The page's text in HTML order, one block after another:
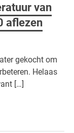
van
aflezen
gekocht om
Helaas
[…]